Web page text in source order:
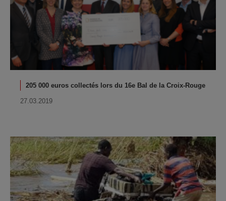
205 000 euros collectés lors du 16e Bal de la Croix-Rouge
27.03.2019